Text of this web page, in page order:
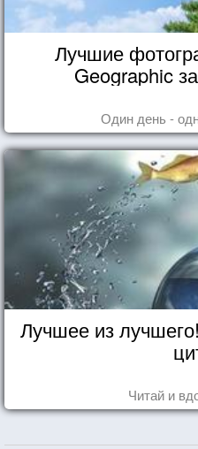
Лучшие
Geographic
Один день -
Лучшее из
Читай и